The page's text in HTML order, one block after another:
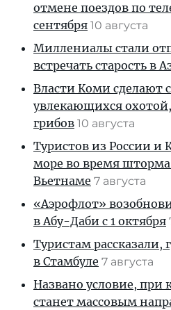
отмене поездов по
сентября 10 августа
Миллениалы стали
встречать старость в
Власти Коми сделают
увлекающихся
грибов 10 августа
Туристов из России и
море во время шторма
Вьетнаме 7 августа
«Аэрофлот»
в Абу-Даби с 1 октября
Туристам рассказали,
в Стамбуле 7 августа
Названо условие, при
станет массовым